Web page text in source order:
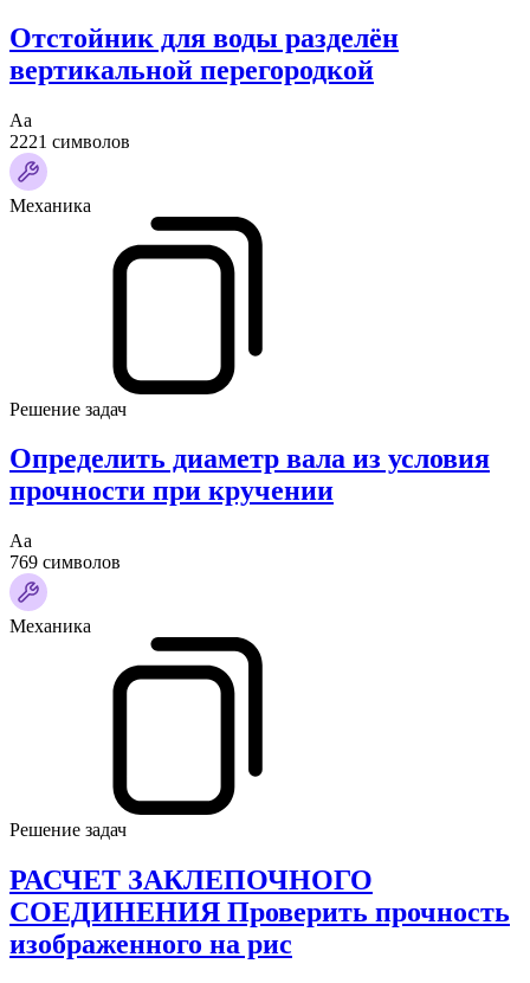
Отстойник для воды разделён
вертикальной перегородкой
Аа
2221 символов
Механика
Решение задач
Определить диаметр вала из условия
прочности при кручении
Аа
769 символов
Механика
Решение задач
РАСЧЕТ ЗАКЛЕПОЧНОГО
СОЕДИНЕНИЯ Проверить прочность
изображенного на рис